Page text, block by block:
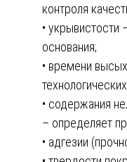
контроля
• укрывистости
основания;
• времени
• содержания
– определяет
• адгезии